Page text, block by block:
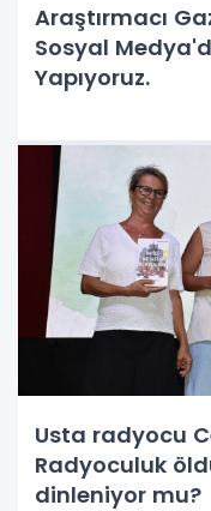
Araştırmacı
Sosyal
Yapıyoruz.
Usta radyocu
Radyoculuk
dinleniyor mu?